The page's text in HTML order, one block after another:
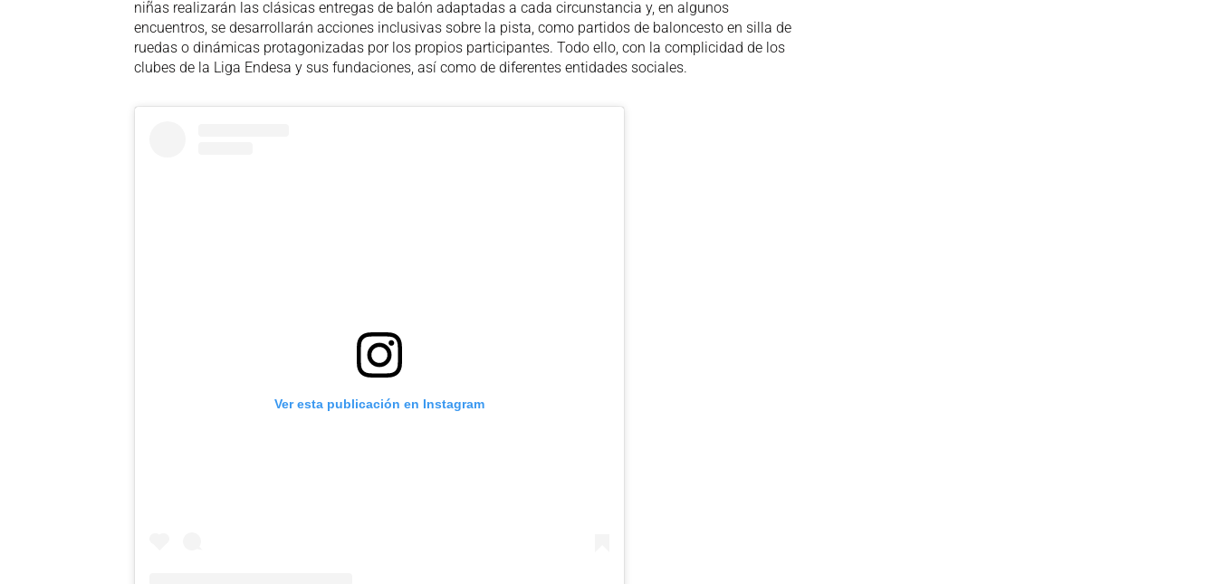
niñas realizarán las clásicas entregas de balón adaptadas a cada circunstancia y, en algunos
encuentros, se desarrollarán acciones inclusivas sobre la pista, como partidos de baloncesto en silla de
ruedas o dinámicas protagonizadas por los propios participantes. Todo ello, con la complicidad de los
clubes de la Liga Endesa y sus fundaciones, así como de diferentes entidades sociales.
Ver esta publicación en Instagram